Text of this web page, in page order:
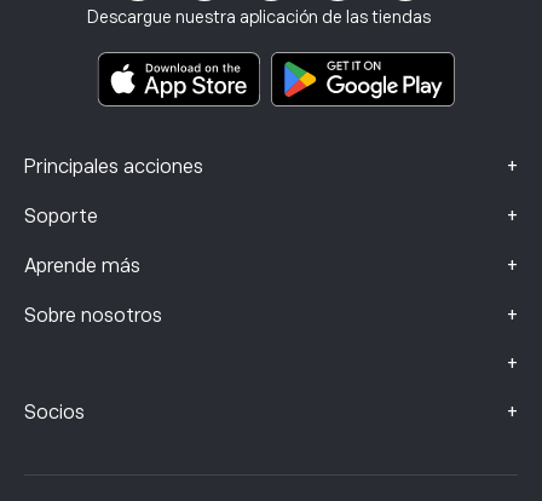
Descargue nuestra aplicación de las tiendas
Principales acciones +
Soporte +
Aprende más +
Sobre nosotros +
+
Documentos de información clave
Datos de reclamaciones (clientes de la FCA)
Socios +
Seguro de inversión